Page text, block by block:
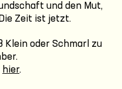
und den Mut,
Zeit ist jetzt.
Klein oder Schmarl zu
hier.